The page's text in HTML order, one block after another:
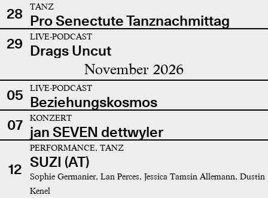
28
TANZ
Pro Senectute Tanznachmittag
29
LIVE-PODCAST
Drags Uncut
November 2026
05 LIVE-PODCAST
Beziehungskosmos
07
KONZERT
jan SEVEN dettwyler
12
PERFORMANCE, TANZ
SUZI (AT)
Sophie Germanier, Lan Perces, Jessica Tamsin Allemann, Dustin
Kenel